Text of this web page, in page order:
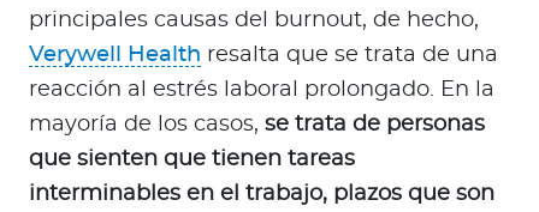
principales causas del burnout, de hecho,
Verywell Health resalta que se trata de una
reacción al estrés laboral prolongado. En la
mayoría de los casos, se trata de personas
que sienten que tienen tareas
interminables en el trabajo, plazos que son